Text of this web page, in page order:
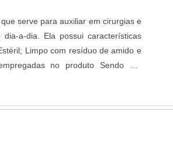
serve para auxiliar em cirurgias e
a-dia. Ela possui características
papel dentro de uma cirurgia é
na melhor vi....